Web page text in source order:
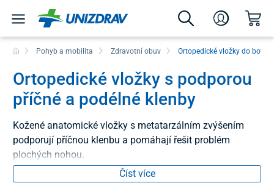
Pohyb a mobilita Zdravotní obuv Ortopedické vložky do bot
Ortopedické vložky s podporou
příčné a podélné klenby
Kožené anatomické vložky s metatarzálním zvýšením
podporují příčnou klenbu a pomáhají řešit problém
plochých nohou.
Číst více